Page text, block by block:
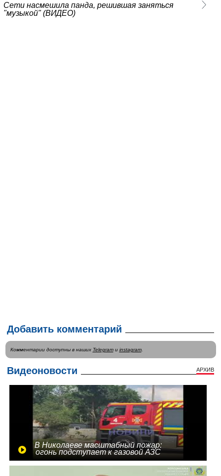
Сети насмешила панда, решившая заняться
"музыкой" (ВИДЕО)
Добавить комментарий
Комментарии доступны в наших Telegramи instagram.
Видеоновости АРХИВ
В Николаеве масштабный пожар:
огонь подступает к газовой АЗС